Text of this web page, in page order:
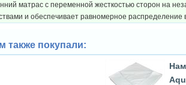
матрас с переменной жесткостью сторон на
и обеспечивает равномерное распределение
также покупали: